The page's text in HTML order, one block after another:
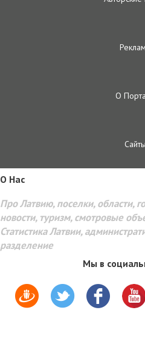
О
Сайты
O Hac
Про Латвию, поселки, области,
новости, туризм, смотровые
Статистика Латвии,
разделение
Мы в